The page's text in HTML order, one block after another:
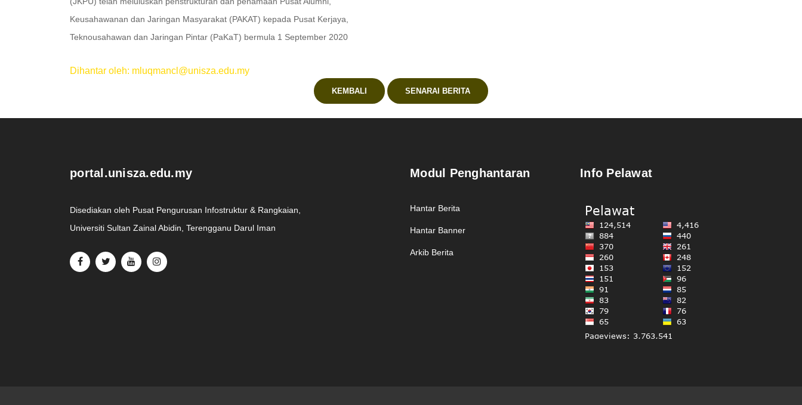
Keusahawanan dan Jaringan Masyarakat (PAKAT) kepada Pusat Kerjaya,
Teknousahawan dan Jaringan Pintar (PaKaT) bermula 1 September 2020
Dihantar oleh: mluqmancl@unisza.edu.my
KEMBALI SENARAI BERITA
portal.unisza.edu.my
Disediakan oleh Pusat Pengurusan Infostruktur & Rangkaian,
Universiti Sultan Zainal Abidin, Terengganu Darul Iman
Modul Penghantaran
Hantar Berita
Hantar Banner
Arkib Berita
Info Pelawat